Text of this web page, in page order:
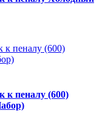
к пеналу (600)